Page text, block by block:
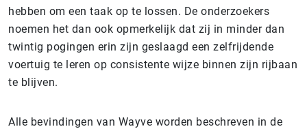
hebben om een taak op te lossen. De onderzoekers
noemen het dan ook opmerkelijk dat zij in minder dan
twintig pogingen erin zijn geslaagd een zelfrijdende
voertuig te leren op consistente wijze binnen zijn rijbaan
te blijven.
Alle bevindingen van Wayve worden beschreven in de